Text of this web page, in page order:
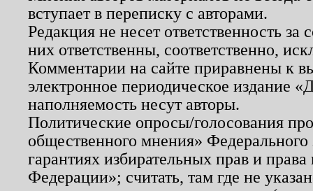
вступает в переписку с авторами.
Редакция не несет ответственность
них ответственны, соответственно,
Комментарии на сайте приравнены к
электронное периодическое издание
наполняемость несут авторы.
Политические опросы/голосования
общественного мнения»
гарантиях избирательных прав и
Федерации»; считать, там где не